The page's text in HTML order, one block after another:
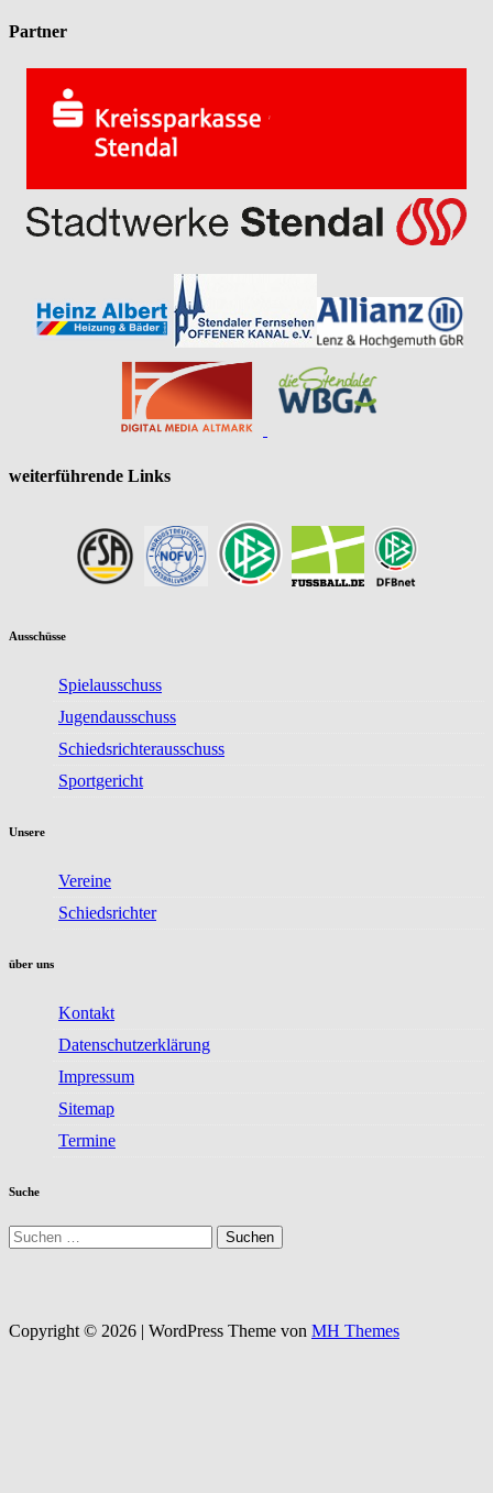
Partner
weiterführende Links
Ausschüsse
Spielausschuss
Jugendausschuss
Schiedsrichterausschuss
Sportgericht
Unsere
Vereine
Schiedsrichter
über uns
Kontakt
Datenschutzerklärung
Impressum
Sitemap
Termine
Suche
Suchen
nach:
Copyright © 2026 | WordPress Theme von MH Themes